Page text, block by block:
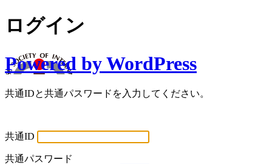
ログイン
Powered by WordPress
共通IDと共通パスワードを入力してください。
共通ID
共通パスワード